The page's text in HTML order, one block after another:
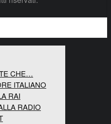
CHE…
ITALIANO
RAI
RADIO